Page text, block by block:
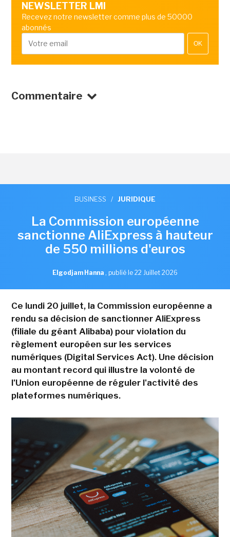
NEWSLETTER LMI
Recevez notre newsletter comme plus de 50000
abonnés
OK
Commentaire
BUSINESS / JURIDIQUE
La Commission européenne
sanctionne AliExpress à hauteur
de 550 millions d'euros
Elgodjam Hanna , publié le 22 Juillet 2026
Ce lundi 20 juillet, la Commission européenne a
rendu sa décision de sanctionner AliExpress
(filiale du géant Alibaba) pour violation du
règlement européen sur les services
numériques (Digital Services Act). Une décision
au montant record qui illustre la volonté de
l'Union européenne de réguler l'activité des
plateformes numériques.